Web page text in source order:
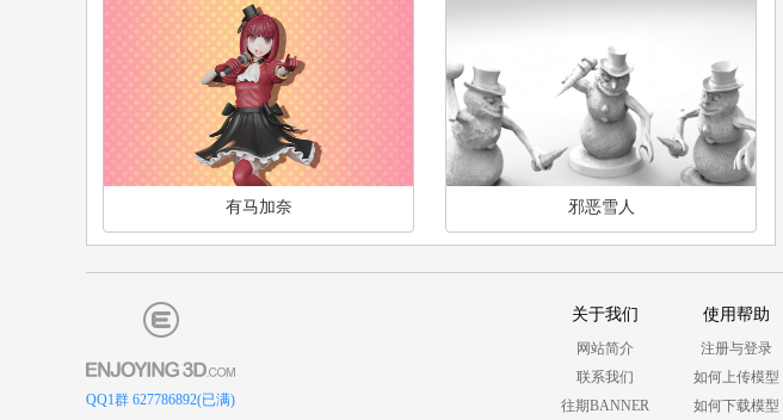
有马加奈 邪恶雪人
QQ1群 627786892(已满)
关于我们
网站简介
联系我们
往期BANNER
使用帮助
注册与登录
如何上传模型
如何下载模型